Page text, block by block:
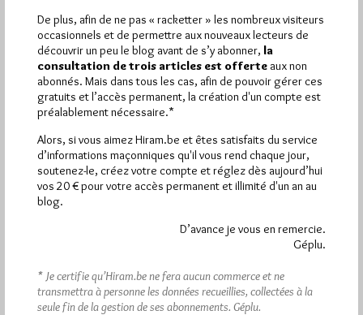
Quels sont les articles les plus lus du blog ?
Abonnement aux Newsletters - RSS
De plus, afin de ne pas « racketter » les nombreux visiteurs
occasionnels et de permettre aux nouveaux lecteurs de
découvrir un peu le blog avant de s’y abonner, la
consultation de trois articles est offerte aux non
abonnés. Mais dans tous les cas, afin de pouvoir gérer ces
gratuits et l’accès permanent, la création d'un compte est
préalablement nécessaire.*
Alors, si vous aimez Hiram.be et êtes satisfaits du service
d’informations maçonniques qu'il vous rend chaque jour,
soutenez-le, créez votre compte et réglez dès aujourd’hui
vos 20 € pour votre accès permanent et illimité d'un an au
blog.
D’avance je vous en remercie.
Géplu.
* Je certifie qu’Hiram.be ne fera aucun commerce et ne
transmettra à personne les données recueillies, collectées à la
seule fin de la gestion de ses abonnements. Géplu.